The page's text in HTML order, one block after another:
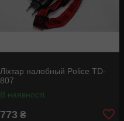
Ліхтар налобный Police TD-
807
В наявності
773 ₴